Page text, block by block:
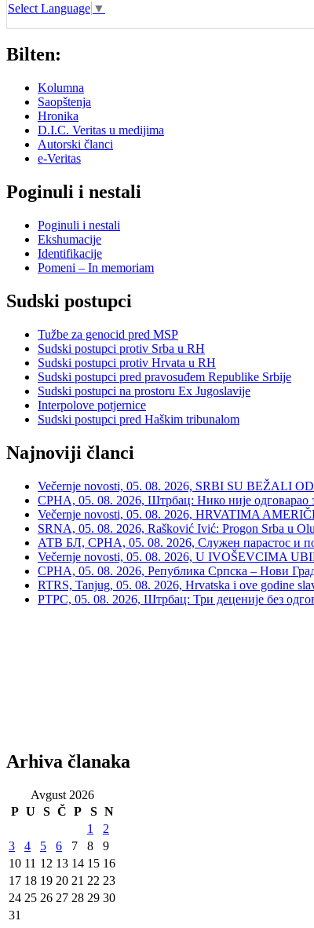
Select Language ▼
Bilten:
Kolumna
Saopštenja
Hronika
D.I.C. Veritas u medijima
Autorski članci
e-Veritas
Poginuli i nestali
Poginuli i nestali
Ekshumacije
Identifikacije
Pomeni – In memoriam
Sudski postupci
Tužbe za genocid pred MSP
Sudski postupci protiv Srba u RH
Sudski postupci protiv Hrvata u RH
Sudski postupci pred pravosuđem Republike Srbije
Sudski postupci na prostoru Ex Jugoslavije
Interpolove potjernice
Sudski postupci pred Haškim tribunalom
Najnoviji članci
Večernje novosti, 05. 08. 2026, SRBI SU BEŽALI
СРНА, 05. 08. 2026, Штрбац: Нико није одговарао
Večernje novosti, 05. 08. 2026, HRVATIMA
SRNA, 05. 08. 2026, Rašković Ivić: Progon Srba u
АТВ БЛ, СРНА, 05. 08. 2026, Служен парастос и
Večernje novosti, 05. 08. 2026, U IVOŠEVCIMA
СРНА, 05. 08. 2026, Република Српска – Нови
RTRS, Tanjug, 05. 08. 2026, Hrvatska i ove godine
РТРС, 05. 08. 2026, Штрбац: Три деценије без
Arhiva članaka
Avgust 2026
P U S Č P S N
1
2
3
4 5 6 7 8
9
10 11 12 13 14 15 16
17 18 19 20 21 22 23
24 25 26 27 28 29 30
31